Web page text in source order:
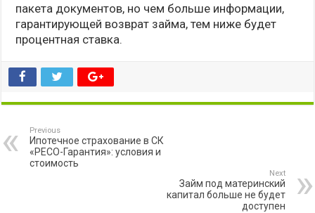
пакета документов, но чем больше информации,
гарантирующей возврат займа, тем ниже будет
процентная ставка.
Previous
Ипотечное страхование в СК
«РЕСО-Гарантия»: условия и
стоимость
Next
Займ под материнский
капитал больше не будет
доступен